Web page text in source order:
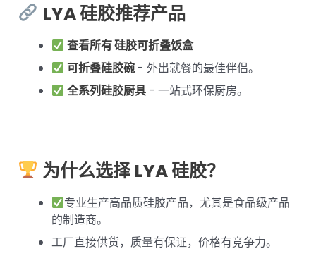
LYA 硅胶推荐产品
查看所有 硅胶可折叠饭盒
可折叠硅胶碗 - 外出就餐的最佳伴侣。
全系列硅胶厨具 - 一站式环保厨房。
为什么选择 LYA 硅胶？
专业生产高品质硅胶产品，尤其是食品级产品
的制造商。
工厂直接供货，质量有保证，价格有竞争力。